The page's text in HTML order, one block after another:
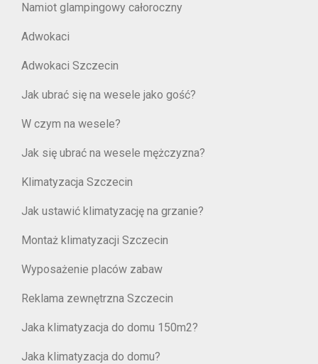
Namiot glampingowy całoroczny
Adwokaci
Adwokaci Szczecin
Jak ubrać się na wesele jako gość?
W czym na wesele?
Jak się ubrać na wesele mężczyzna?
Klimatyzacja Szczecin
Jak ustawić klimatyzację na grzanie?
Montaż klimatyzacji Szczecin
Wyposażenie placów zabaw
Reklama zewnętrzna Szczecin
Jaka klimatyzacja do domu 150m2?
Jaka klimatyzacja do domu?